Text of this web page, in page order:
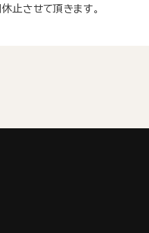
止させて頂きます。